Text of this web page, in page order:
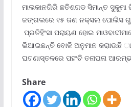
ମାଲକାନଗିରି ଛତିଶଗଡ ସିମାନ୍ତ ସୁକୁମା
ଜଙ୍ଗଲରେ ୧୫ ଜଣ ନକ୍ସଲ ପୋଲିସ
ପ୍ରତିହିଂସା ପରାୟଣ ହୋଇ
ଭିଆଇଛନ୍ତି ବୋଳି ଅନୁମାନ କରାାଉଛି
ଘଟଣାସ୍ତଳରେ ପହଂଚି ତନାଘନା
Share